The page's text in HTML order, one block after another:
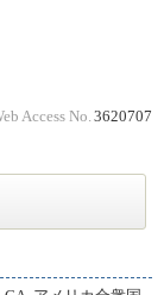
Access No. 3620707